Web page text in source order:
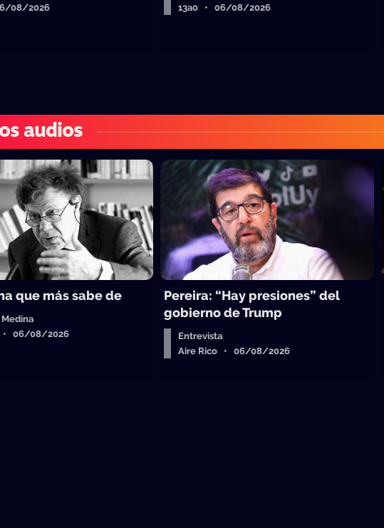
08/2026
13a0 • 06/08/2026
audios
que más sabe de
• 06/08/2026
Pereira: “Hay presiones” del
gobierno de Trump
Entrevista
Aire Rico • 06/08/2026